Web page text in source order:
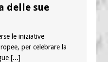
delle sue
le iniziative
per celebrare la
[...]